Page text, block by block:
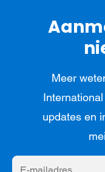
Meer
updates en
E-